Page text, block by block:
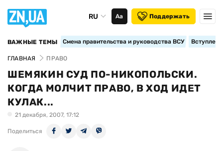
RU Аа Поддержать
ВАЖНЫЕ ТЕМЫ Смена правительства и руководства ВСУ
ГЛАВНАЯ ПРАВО
ШЕМЯКИН СУД ПО-НИКОПОЛЬСКИ.
КОГДА МОЛЧИТ ПРАВО, В ХОД ИДЕТ
КУЛАК...
21 декабря, 2007, 17:12
Поделиться